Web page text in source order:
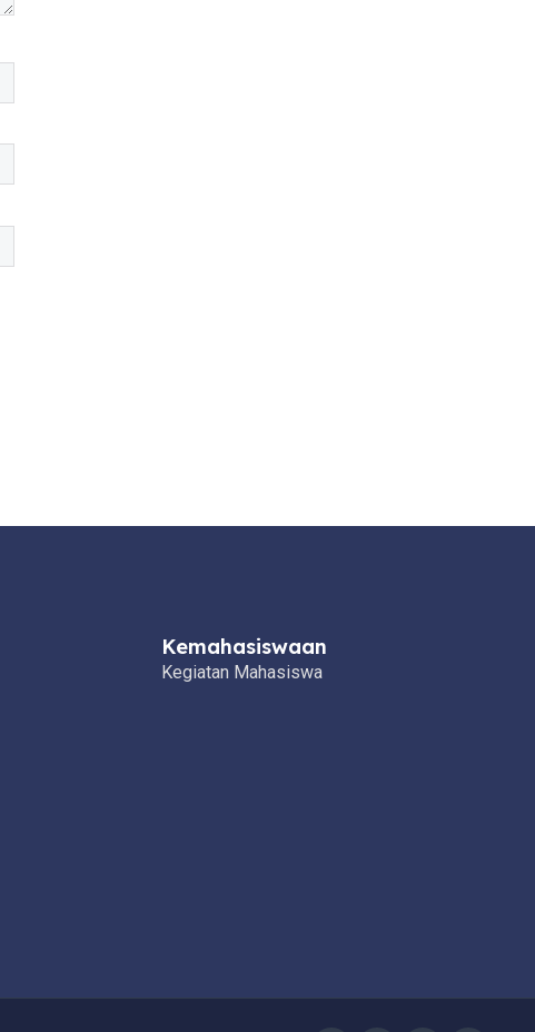
Kemahasiswaan
Kegiatan Mahasiswa